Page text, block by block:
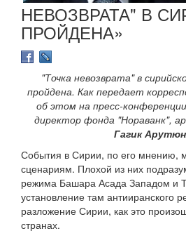
НЕВОЗВРАТА" В
ПРОЙДЕНА»
"Точка невозврата" в
пройдена. Как передает
об этом на пресс-
директор фонда "Нораванк",
Гагик
События в Сирии, по его мнению,
сценариям. Плохой из них
режима Башара Асада Западом и
установление там антииранского
разложение Сирии, как это
странах.